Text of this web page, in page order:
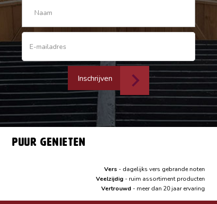
Inschrijven
Puur genieten
Vers - dagelijks vers gebrande noten
Veelzijdig - ruim assortiment producten
Vertrouwd - meer dan 20 jaar ervaring